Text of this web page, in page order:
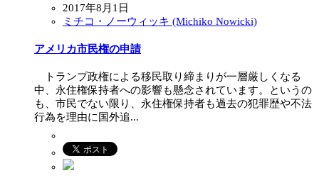
2017年8月1日
ミチコ・ノーウィッキ (Michiko Nowicki)
アメリカ市民権の申請
トランプ政権による移民取り締まりが一層厳しくなる
中、永住権保持者への影響も懸念されています。というの
も、市民でない限り、永住権保持者も過去の犯罪歴や不法
行為を理由に国外追...